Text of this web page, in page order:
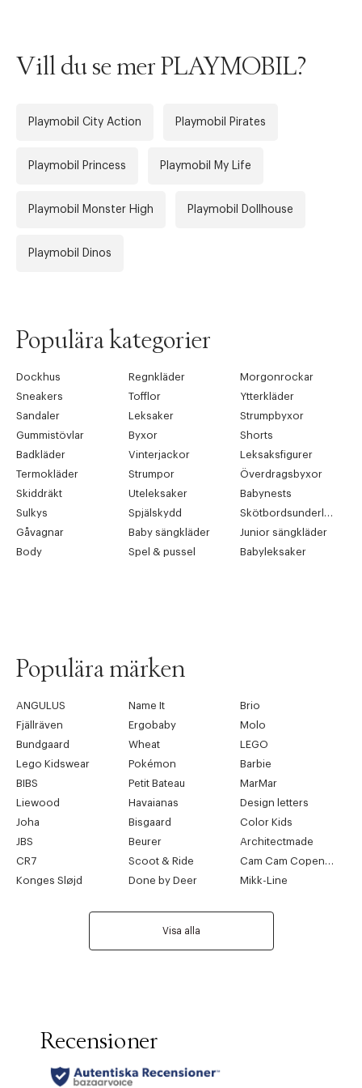
Vill du se mer PLAYMOBIL?
Playmobil City Action Playmobil Pirates
Playmobil Princess Playmobil My Life
Playmobil Monster High Playmobil Dollhouse
Playmobil Dinos
Populära kategorier
Dockhus Regnkläder
Morgonrockar
Sneakers
Tofflor
Ytterkläder
Sandaler
Leksaker
Strumpbyxor
Gummistövlar
Byxor
Shorts
Badkläder
Vinterjackor
Leksaksfigurer
Termokläder
Strumpor
Överdragsbyxor
Skiddräkt
Uteleksaker
Babynests
Sulkys
Spjälskydd
Gåvagnar
Baby sängkläder
Junior sängkläder
Body
Spel & pussel Babyleksaker
Populära märken
ANGULUS Name It
Brio
Fjällräven
Ergobaby
Molo
Bundgaard
Wheat
LEGO
Lego Kidswear
Pokémon
Barbie
BIBS
Petit Bateau
MarMar
Liewood
Havaianas
Design letters
Joha
Bisgaard
Color Kids
JBS
Beurer
Architectmade
CR7
Scoot & Ride
Konges Sløjd
Done by Deer Mikk-Line
Visa alla